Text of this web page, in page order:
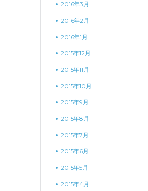
2016年3月
2016年2月
2016年1月
2015年12月
2015年11月
2015年10月
2015年9月
2015年8月
2015年7月
2015年6月
2015年5月
2015年4月